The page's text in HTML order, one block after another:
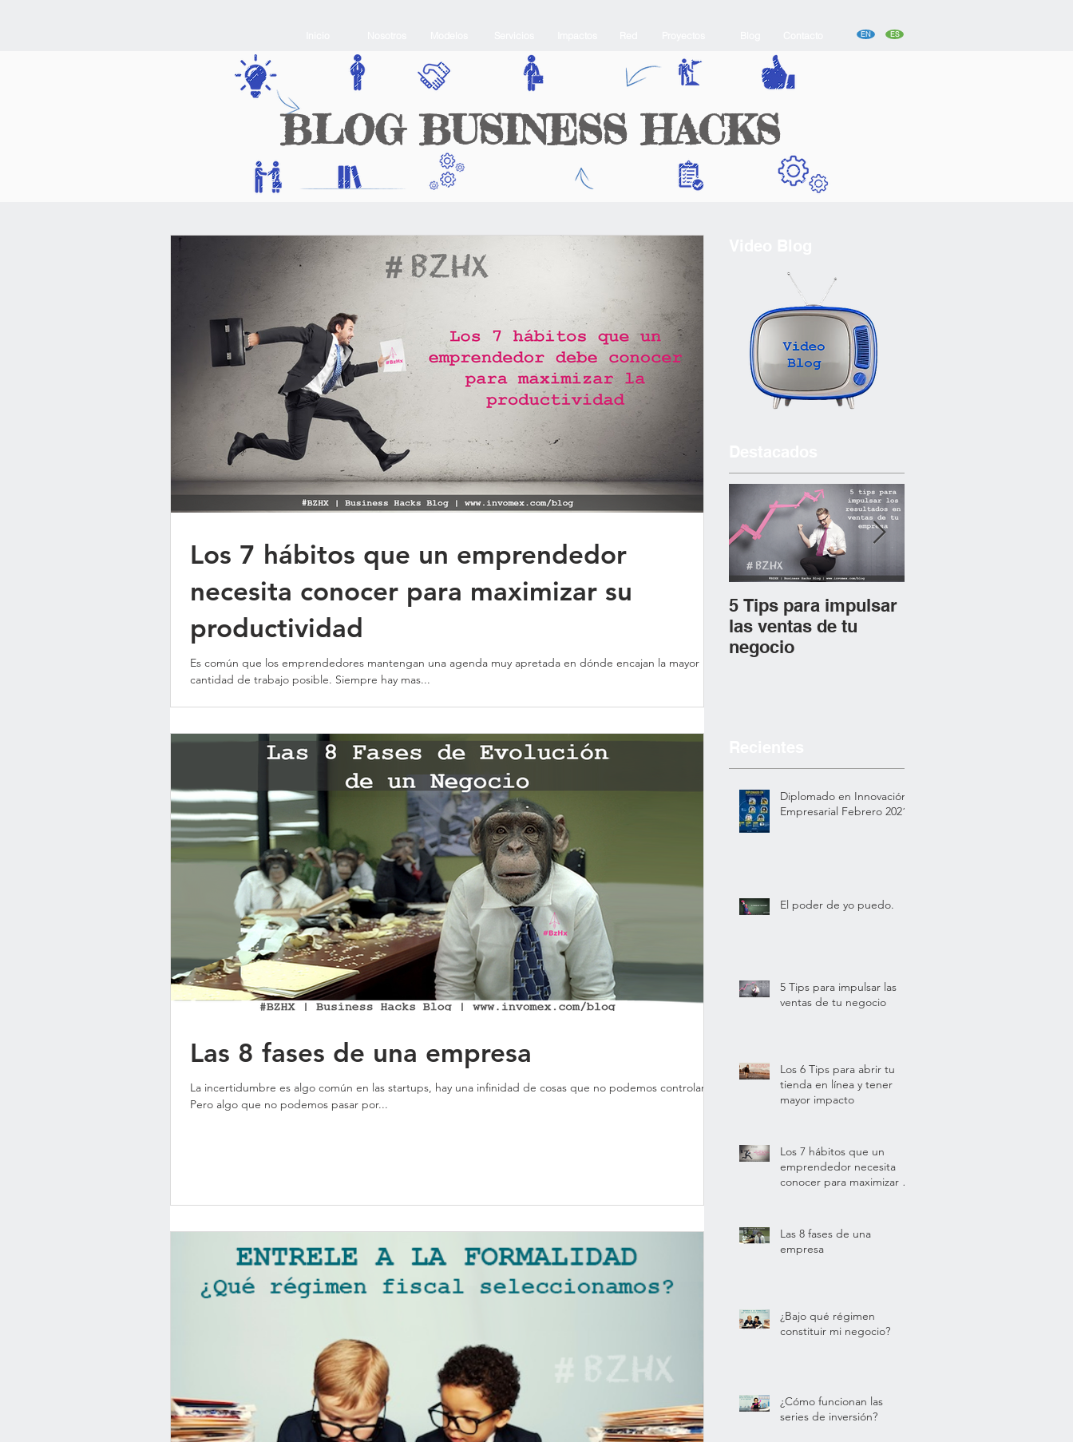
EN ES
BLOG BUSINESS HACKS
Los 7 hábitos que un emprendedor
necesita conocer para maximizar su
productividad
Es común que los emprendedores mantengan una agenda muy apretada en dónde encajan la mayor
cantidad de trabajo posible. Siempre hay mas...
Las 8 fases de una empresa
La incertidumbre es algo común en las startups, hay una infinidad de cosas que no podemos controlar.
Pero algo que no podemos pasar por...
5 Tips para impulsar
las ventas de tu
negocio
Diplomado en Innovación
Empresarial Febrero 2021
El poder de yo puedo.
5 Tips para impulsar las
ventas de tu negocio
Los 6 Tips para abrir tu
tienda en línea y tener
mayor impacto
Los 7 hábitos que un
emprendedor necesita
conocer para maximizar su
Las 8 fases de una
empresa
¿Bajo qué régimen
constituir mi negocio?
¿Cómo funcionan las
series de inversión?